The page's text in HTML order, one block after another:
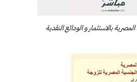
بالاستثمار و الودائع النقدية